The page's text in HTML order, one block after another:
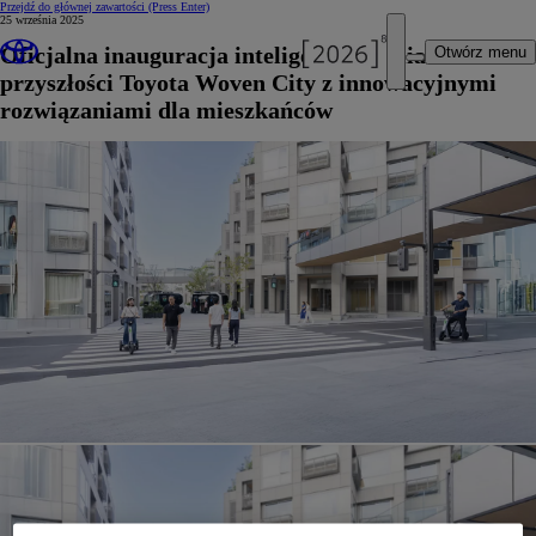
Przejdź do głównej zawartości (Press Enter)
Otwórz menu
25 września 2025
Oficjalna inauguracja inteligentnego miasta
przyszłości Toyota Woven City z innowacyjnymi
rozwiązaniami dla mieszkańców